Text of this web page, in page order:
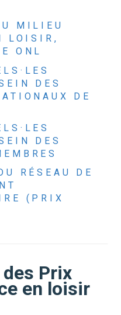
MILIEU
LOISIR,
ONL
DES
DE
DES
RÉSEAU DE
(PRIX
Prix
en loisir